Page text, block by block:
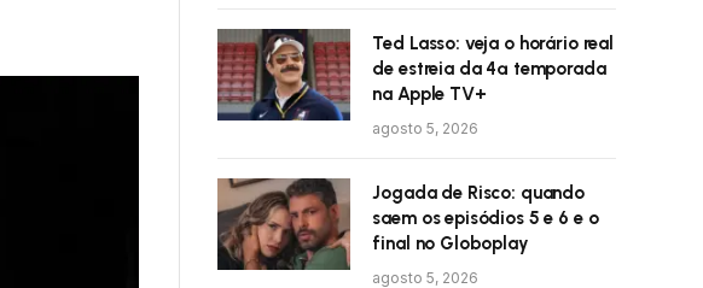
Ted Lasso: veja o horário real
de estreia da 4ª temporada
na Apple TV+
agosto 5, 2026
Jogada de Risco: quando
saem os episódios 5 e 6 e o
final no Globoplay
agosto 5, 2026